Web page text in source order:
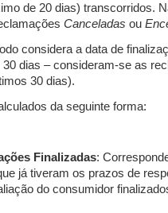
de 20 dias) transcorridos.
Canceladas ou
considera a data de
dias – consideram-se as
30 dias).
da seguinte forma:
Finalizadas:
já tiveram os prazos de
do consumidor